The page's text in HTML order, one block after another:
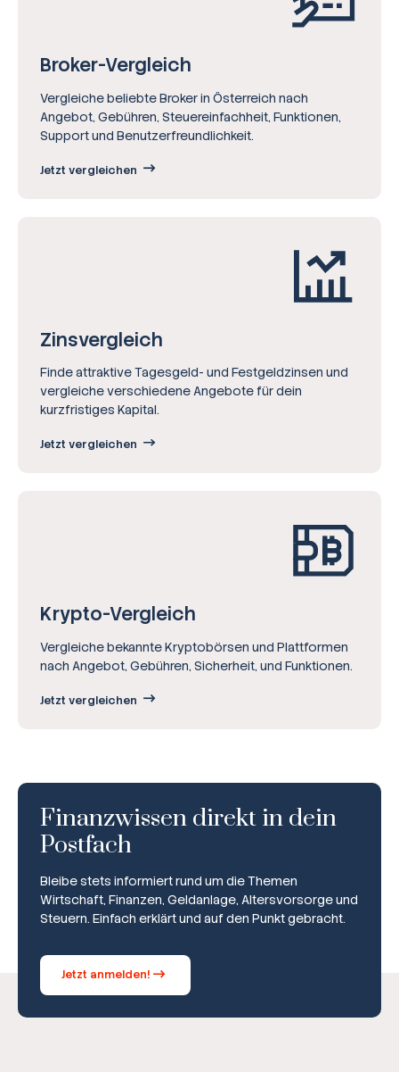
Broker-Vergleich
Vergleiche beliebte Broker in Österreich nach
Angebot, Gebühren, Steuereinfachheit, Funktionen,
Support und Benutzerfreundlichkeit.
Jetzt vergleichen
Zinsvergleich
Finde attraktive Tagesgeld- und Festgeldzinsen und
vergleiche verschiedene Angebote für dein
kurzfristiges Kapital.
Jetzt vergleichen
Krypto-Vergleich
Vergleiche bekannte Kryptobörsen und Plattformen
nach Angebot, Gebühren, Sicherheit, und Funktionen.
Jetzt vergleichen
Finanzwissen direkt in dein
Postfach
Bleibe stets informiert rund um die Themen
Wirtschaft, Finanzen, Geldanlage, Altersvorsorge und
Steuern. Einfach erklärt und auf den Punkt gebracht.
Jetzt anmelden!